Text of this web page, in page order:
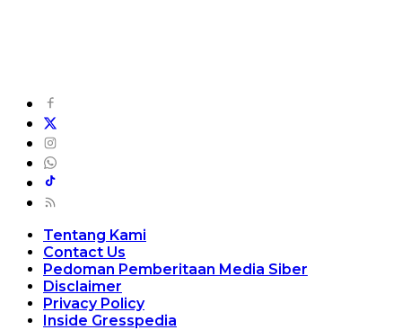
Tentang Kami
Contact Us
Pedoman Pemberitaan Media Siber
Disclaimer
Privacy Policy
Inside Gresspedia